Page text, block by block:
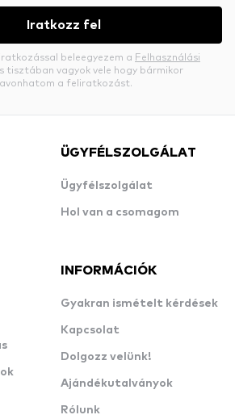
Iratkozz fel
beleegyezem a Felhasználási
tisztában vagyok vele hogy bármikor
a feliratkozást.
ÜGYFÉLSZOLGÁLAT
Ügyfélszolgálat
Hol van a csomagom
INFORMÁCIÓK
Gyakran ismételt kérdések
Kapcsolat
Dolgozz velünk!
Ajándékutalványok
Rólunk